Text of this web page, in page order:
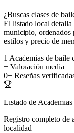
¿Buscas clases de
El listado local detalla
municipio, ordenados
estilos y precio de
1 Academias de baile
+ Valoración media
0+ Reseñas
Listado de
Registro completo de
localidad